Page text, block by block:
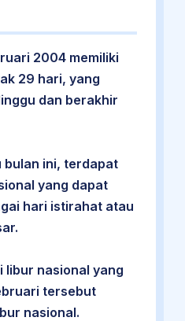
2004 memiliki
29 hari, yang
dan berakhir
bulan ini, terdapat
yang dapat
hari istirahat atau
libur nasional yang
tersebut
nasional.